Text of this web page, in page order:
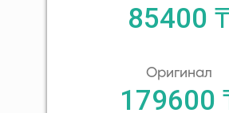
85400 ₸
Оригинал
179600